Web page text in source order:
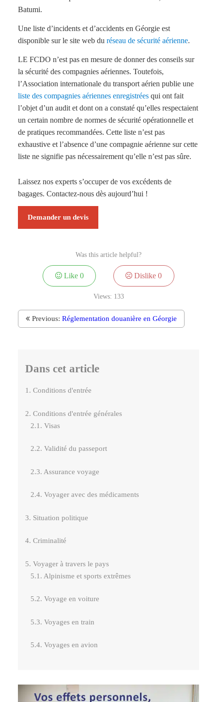
Batumi.
Une liste d’incidents et d’accidents en Géorgie est
disponible sur le site web duréseau de sécurité aérienne.
LE FCDO n’est pas en mesure de donner des conseils sur
la sécurité des compagnies aériennes. Toutefois,
l’Association internationale du transport aérien publie une
liste des compagnies aériennes enregistrées qui ont fait
l’objet d’un audit et dont on a constaté qu’elles respectaient
un certain nombre de normes de sécurité opérationnelle et
de pratiques recommandées. Cette liste n’est pas
exhaustive et l’absence d’une compagnie aérienne sur cette
liste ne signifie pas nécessairement qu’elle n’est pas sûre.
Laissez nos experts s’occuper de vos excédents de
bagages. Contactez-nous dès aujourd’hui !
Demander un devis
Was this article helpful?
Like 0 Dislike0
Views: 133
Previous:Réglementation douanière en Géorgie
Dans cet article
1. Conditions d'entrée
2. Conditions d'entrée générales
2.1. Visas
2.2. Validité du passeport
2.3. Assurance voyage
2.4. Voyager avec des médicaments
3. Situation politique
4. Criminalité
5. Voyager à travers le pays
5.1. Alpinisme et sports extrêmes
5.2. Voyage en voiture
5.3. Voyages en train
5.4. Voyages en avion